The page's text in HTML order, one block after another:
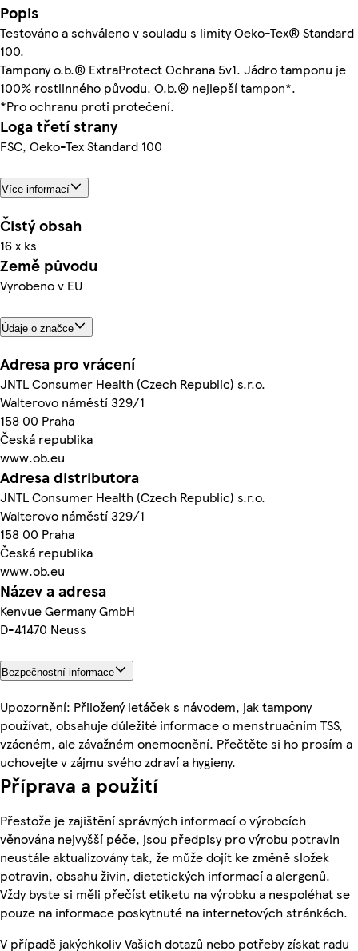
Popis
Testováno a schváleno v souladu s limity Oeko-Tex® Standard
100.
Tampony o.b.® ExtraProtect Ochrana 5v1. Jádro tamponu je
100% rostlinného původu. O.b.® nejlepší tampon*.
*Pro ochranu proti protečení.
Loga třetí strany
FSC, Oeko-Tex Standard 100
Více informací
Čistý obsah
16 x ks
Země původu
Vyrobeno v EU
Údaje o značce
Adresa pro vrácení
JNTL Consumer Health (Czech Republic) s.r.o.
Walterovo náměstí 329/1
158 00 Praha
Česká republika
www.ob.eu
Adresa distributora
JNTL Consumer Health (Czech Republic) s.r.o.
Walterovo náměstí 329/1
158 00 Praha
Česká republika
www.ob.eu
Název a adresa
Kenvue Germany GmbH
D-41470 Neuss
Bezpečnostní informace
Upozornění: Přiložený letáček s návodem, jak tampony
používat, obsahuje důležité informace o menstruačním TSS,
vzácném, ale závažném onemocnění. Přečtěte si ho prosím a
uchovejte v zájmu svého zdraví a hygieny.
Příprava a použití
Přestože je zajištění správných informací o výrobcích
věnována nejvyšší péče, jsou předpisy pro výrobu potravin
neustále aktualizovány tak, že může dojít ke změně složek
potravin, obsahu živin, dietetických informací a alergenů.
Vždy byste si měli přečíst etiketu na výrobku a nespoléhat se
pouze na informace poskytnuté na internetových stránkách.
V případě jakýchkoliv Vašich dotazů nebo potřeby získat radu